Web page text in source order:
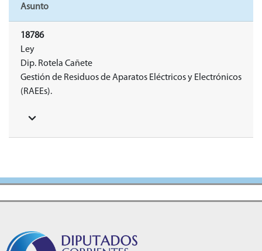
Asunto
18786
Ley
Dip. Rotela Cañete
Gestión de Residuos de Aparatos Eléctricos y Electrónicos
(RAEEs).